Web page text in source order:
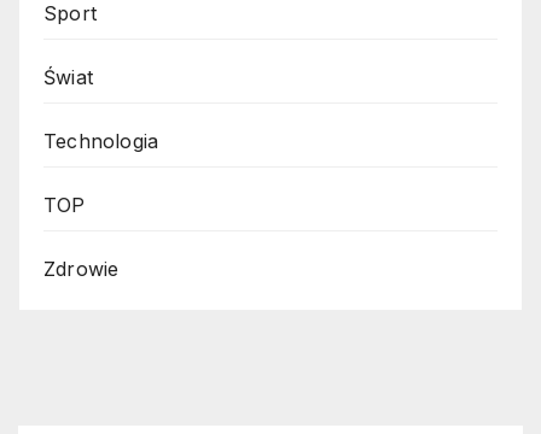
Sport
Świat
Technologia
TOP
Zdrowie